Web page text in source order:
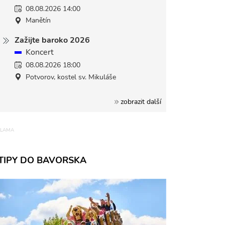
08.08.2026 14:00
Manětín
Zažijte baroko 2026
Koncert
08.08.2026 18:00
Potvorov, kostel sv. Mikuláše
zobrazit další
DO BAVORSKA